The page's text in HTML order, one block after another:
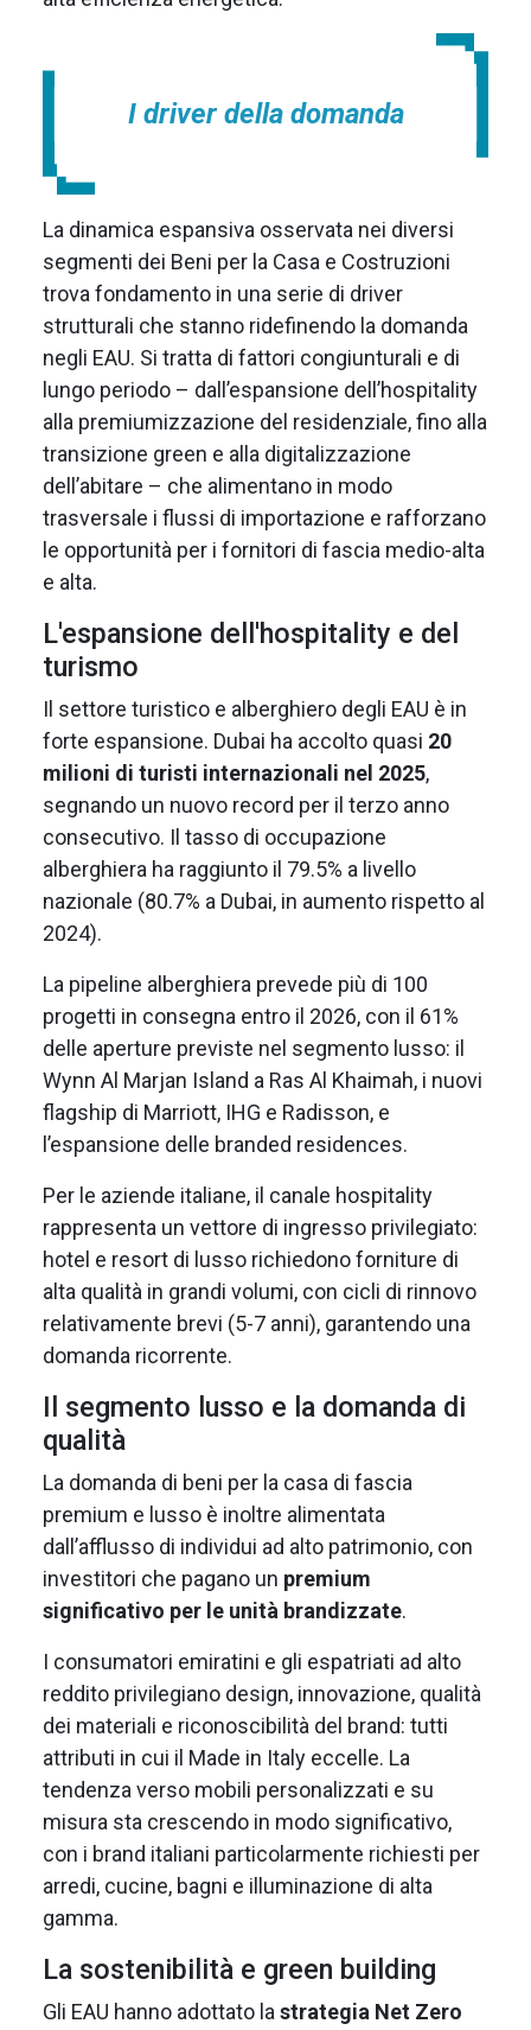
I driver della domanda
La dinamica espansiva osservata nei diversi
segmenti dei Beni per la Casa e Costruzioni
trova fondamento in una serie di driver
strutturali che stanno ridefinendo la domanda
negli EAU. Si tratta di fattori congiunturali e di
lungo periodo – dall’espansione dell’hospitality
alla premiumizzazione del residenziale, fino alla
transizione green e alla digitalizzazione
dell’abitare – che alimentano in modo
trasversale i flussi di importazione e rafforzano
le opportunità per i fornitori di fascia medio-alta
e alta.
L'espansione dell'hospitality e del
turismo
Il settore turistico e alberghiero degli EAU è in
forte espansione. Dubai ha accolto quasi 20
milioni di turisti internazionali nel 2025,
segnando un nuovo record per il terzo anno
consecutivo. Il tasso di occupazione
alberghiera ha raggiunto il 79.5% a livello
nazionale (80.7% a Dubai, in aumento rispetto al
2024).
La pipeline alberghiera prevede più di 100
progetti in consegna entro il 2026, con il 61%
delle aperture previste nel segmento lusso: il
Wynn Al Marjan Island a Ras Al Khaimah, i nuovi
flagship di Marriott, IHG e Radisson, e
l’espansione delle branded residences.
Per le aziende italiane, il canale hospitality
rappresenta un vettore di ingresso privilegiato:
hotel e resort di lusso richiedono forniture di
alta qualità in grandi volumi, con cicli di rinnovo
relativamente brevi (5-7 anni), garantendo una
domanda ricorrente.
Il segmento lusso e la domanda di
qualità
La domanda di beni per la casa di fascia
premium e lusso è inoltre alimentata
dall’afflusso di individui ad alto patrimonio, con
investitori che pagano un premium
significativo per le unità brandizzate.
I consumatori emiratini e gli espatriati ad alto
reddito privilegiano design, innovazione, qualità
dei materiali e riconoscibilità del brand: tutti
attributi in cui il Made in Italy eccelle. La
tendenza verso mobili personalizzati e su
misura sta crescendo in modo significativo,
con i brand italiani particolarmente richiesti per
arredi, cucine, bagni e illuminazione di alta
gamma.
La sostenibilità e green building
Gli EAU hanno adottato la strategia Net Zero